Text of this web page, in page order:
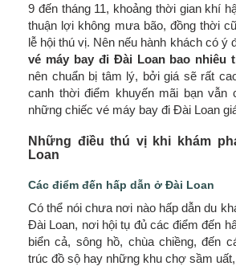
9 đến tháng 11, khoảng thời gian khí
thuận lợi không mưa bão, đồng thời
lễ hội thú vị. Nên nếu hành khách có ý
vé máy bay đi Đài Loan bao nhiêu
nên chuẩn bị tâm lý, bởi giá sẽ rất
canh thời điểm khuyến mãi bạn
những chiếc vé máy bay đi Đài Loan
Những điều thú vị khi khám
Loan
Các điểm đến hấp dẫn ở Đài Loan
Có thể nói chưa nơi nào hấp dẫn du
Đài Loan, nơi hội tụ đủ các điểm đến
biển cả, sông hồ, chùa chiềng, đến
trúc đồ sộ hay những khu chợ sầm